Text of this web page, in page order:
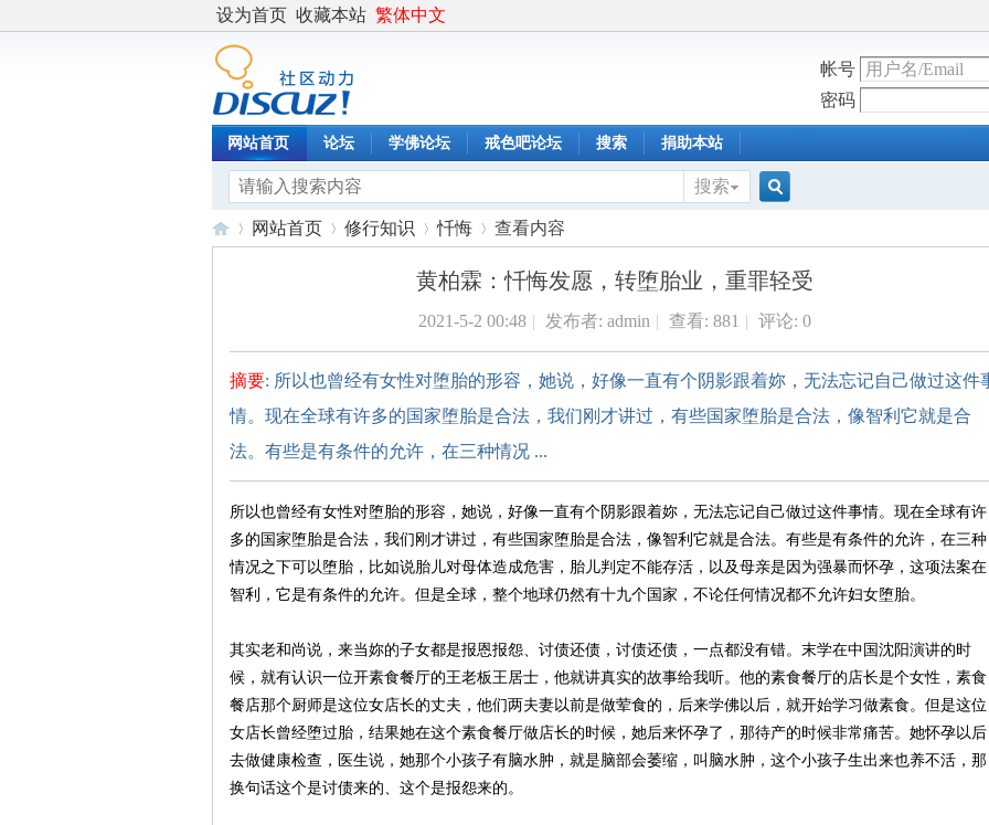
设为首页 收藏本站 繁体中文
帐号
密码
网站首页 论坛 学佛论坛 戒色吧论坛 搜索 捐助本站
搜索
索
网站首页 修行知识
›
忏悔
›
查看内容
黄柏霖：忏悔发愿，转堕胎业，重罪轻受
2021-5-2 00:48 | 发布者: admin | 查看: 881 | 评论: 0
摘要: 所以也曾经有女性对堕胎的形容，她说，好像一直有个阴影跟着妳，无法忘记自己做过这件
情。现在全球有许多的国家堕胎是合法，我们刚才讲过，有些国家堕胎是合法，像智利它就是合
法。有些是有条件的允许，在三种情况 ...
所以也曾经有女性对堕胎的形容，她说，好像一直有个阴影跟着妳，无法忘记自己做过这件事情。现在全球有许
多的国家堕胎是合法，我们刚才讲过，有些国家堕胎是合法，像智利它就是合法。有些是有条件的允许，在三种
情况之下可以堕胎，比如说胎儿对母体造成危害，胎儿判定不能存活，以及母亲是因为强暴而怀孕，这项法案在
智利，它是有条件的允许。但是全球，整个地球仍然有十九个国家，不论任何情况都不允许妇女堕胎。
其实老和尚说，来当妳的子女都是报恩报怨、讨债还债，讨债还债，一点都没有错。末学在中国沈阳演讲的时
候，就有认识一位开素食餐厅的王老板王居士，他就讲真实的故事给我听。他的素食餐厅的店长是个女性，素食
餐店那个厨师是这位女店长的丈夫，他们两夫妻以前是做荤食的，后来学佛以后，就开始学习做素食。但是这位
女店长曾经堕过胎，结果她在这个素食餐厅做店长的时候，她后来怀孕了，那待产的时候非常痛苦。她怀孕以后
去做健康检查，医生说，她那个小孩子有脑水肿，就是脑部会萎缩，叫脑水肿，这个小孩子生出来也养不活，那
换句话这个是讨债来的、这个是报怨来的。